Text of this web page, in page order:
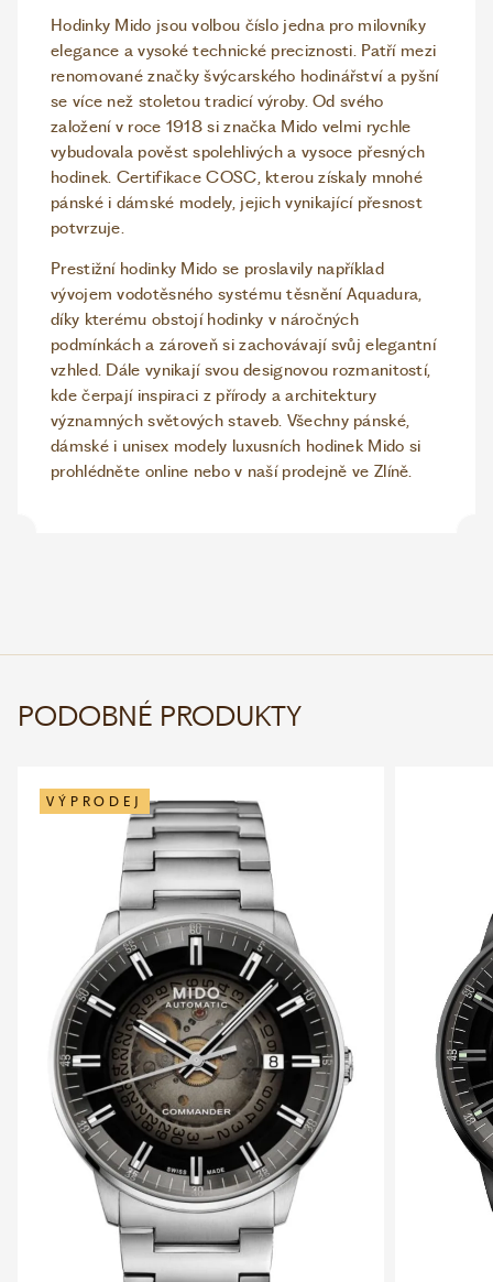
Hodinky Mido jsou volbou číslo jedna pro milovníky
elegance a vysoké technické preciznosti. Patří mezi
renomované značky švýcarského hodinářství a pyšní
se více než stoletou tradicí výroby. Od svého
založení v roce 1918 si značka Mido velmi rychle
vybudovala pověst spolehlivých a vysoce přesných
hodinek. Certifikace COSC, kterou získaly mnohé
pánské i dámské modely, jejich vynikající přesnost
potvrzuje.
Prestižní hodinky Mido se proslavily například
vývojem vodotěsného systému těsnění Aquadura,
díky kterému obstojí hodinky v náročných
podmínkách a zároveň si zachovávají svůj elegantní
vzhled. Dále vynikají svou designovou rozmanitostí,
kde čerpají inspiraci z přírody a architektury
významných světových staveb. Všechny pánské,
dámské i unisex modely luxusních hodinek Mido si
prohlédněte online nebo v naší prodejně ve Zlíně.
PODOBNÉ PRODUKTY
VÝPRODEJ